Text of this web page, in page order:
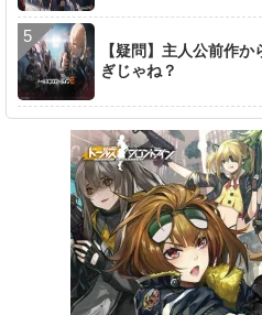
【疑問】主人公前作
ぎじゃね？